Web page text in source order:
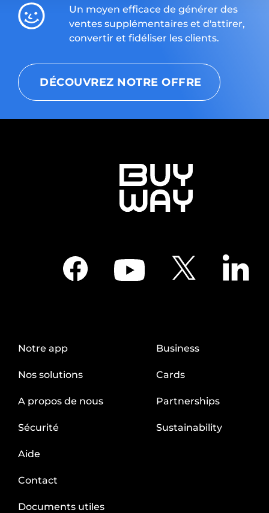
Un moyen efficace de générer des
ventes supplémentaires et d'attirer,
convertir et fidéliser les clients.
DÉCOUVREZ NOTRE OFFRE
Notre app
Nos solutions
A propos de nous
Sécurité
Business
Cards
Partnerships
Sustainability
Aide
Contact
Documents utiles